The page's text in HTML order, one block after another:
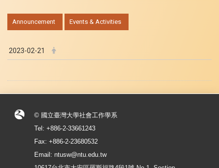
Announcement Events & Activities
2023-02-21
© 國立臺灣大學社會工作學系
Tel: +886-2-33661243
Fax: +886-2-23680532
Email: ntusw@ntu.edu.tw